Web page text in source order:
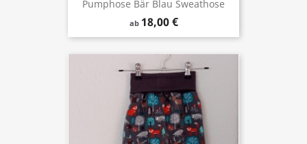
Pumphose Bär Blau Sweathose
ab 18,00 €